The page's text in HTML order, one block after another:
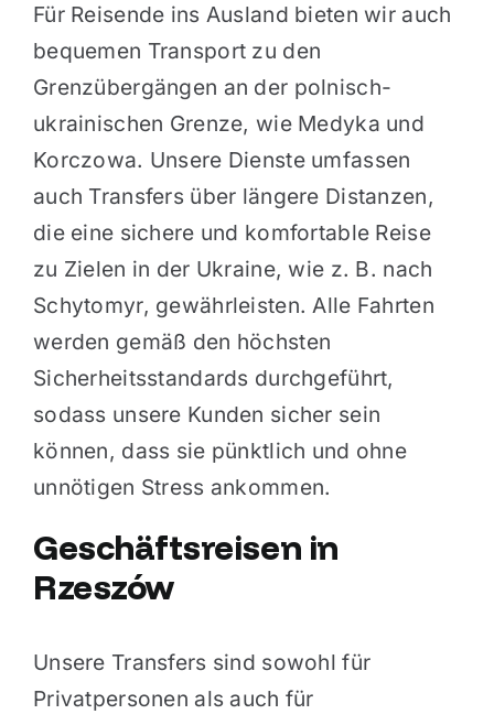
Für Reisende ins Ausland bieten wir auch
bequemen Transport zu den
Grenzübergängen an der polnisch-
ukrainischen Grenze, wie Medyka und
Korczowa. Unsere Dienste umfassen
auch Transfers über längere Distanzen,
die eine sichere und komfortable Reise
zu Zielen in der Ukraine, wie z. B. nach
Schytomyr, gewährleisten. Alle Fahrten
werden gemäß den höchsten
Sicherheitsstandards durchgeführt,
sodass unsere Kunden sicher sein
können, dass sie pünktlich und ohne
unnötigen Stress ankommen.
Geschäftsreisen in
Rzeszów
Unsere Transfers sind sowohl für
Privatpersonen als auch für